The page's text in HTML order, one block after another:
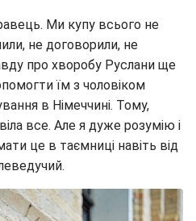
Ми купу всього не
не договорили, не
про хворобу Руслани ще
їм з чоловіком
в Німеччині. Тому,
все. Але я дуже розумію і
це в таємниці навіть від